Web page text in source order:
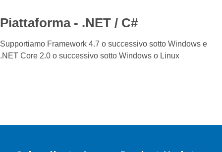
Piattaforma - .NET / C#
Supportiamo Framework 4.7 o successivo sotto Windows e
.NET Core 2.0 o successivo sotto Windows o Linux